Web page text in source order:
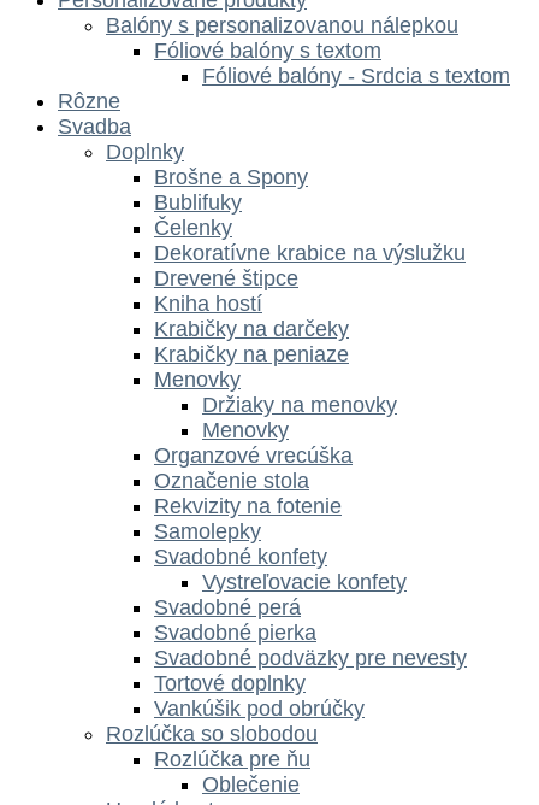
Balóny s personalizovanou nálepkou
Fóliové balóny s textom
Fóliové balóny - Srdcia s textom
Rôzne
Svadba
Doplnky
Brošne a Spony
Bublifuky
Čelenky
Dekoratívne krabice na výslužku
Drevené štipce
Kniha hostí
Krabičky na darčeky
Krabičky na peniaze
Menovky
Držiaky na menovky
Menovky
Organzové vrecúška
Označenie stola
Rekvizity na fotenie
Samolepky
Svadobné konfety
Vystreľovacie konfety
Svadobné perá
Svadobné pierka
Svadobné podväzky pre nevesty
Tortové doplnky
Vankúšik pod obrúčky
Rozlúčka so slobodou
Rozlúčka pre ňu
Oblečenie